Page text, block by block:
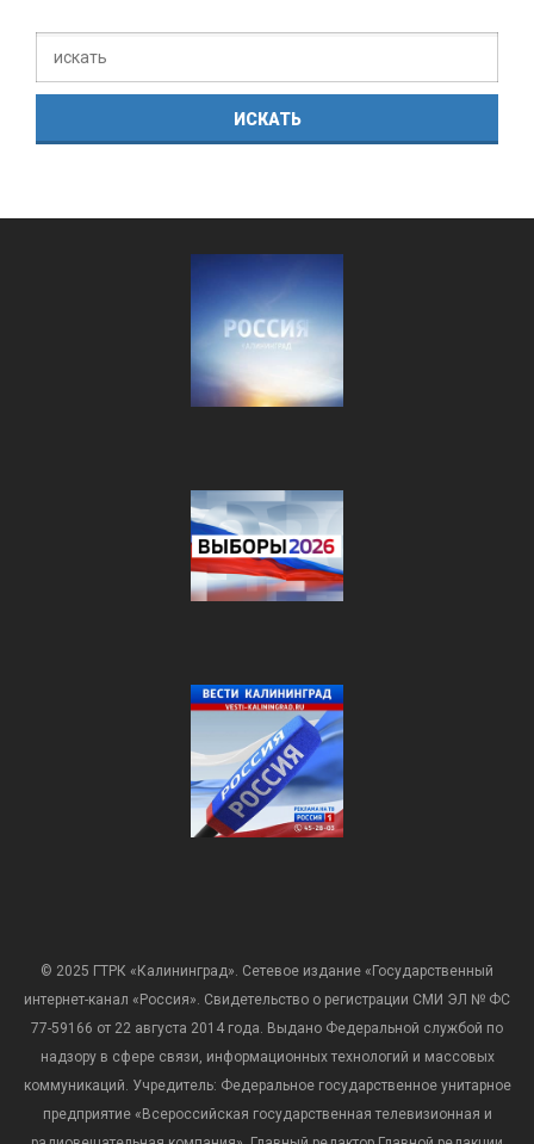
© 2025 ГТРК «Калининград». Сетевое издание «Государственный
интернет-канал «Россия». Свидетельство о регистрации СМИ ЭЛ № ФС
77-59166 от 22 августа 2014 года. Выдано Федеральной службой по
надзору в сфере связи, информационных технологий и массовых
коммуникаций. Учредитель: Федеральное государственное унитарное
предприятие «Всероссийская государственная телевизионная и